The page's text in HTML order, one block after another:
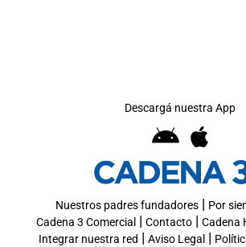
Descargá nuestra App
Nuestros padres fundadores| Por
Cadena 3 Comercial | Contacto| Cadena
Integrar nuestra red | Aviso Legal |